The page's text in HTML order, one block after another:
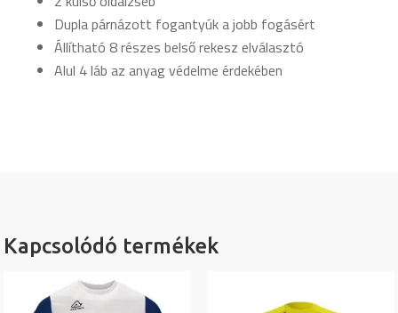
Dupla párnázott fogantyúk a jobb fogásért
Állítható 8 részes belső rekesz elválasztó
Alul 4 láb az anyag védelme érdekében
Kapcsolódó termékek